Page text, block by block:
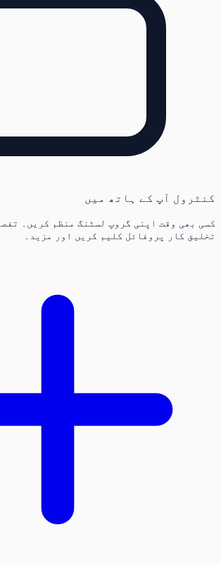
کنٹرول آپ کے ہاتھ میں
کسی بھی وقت اپنی گروپ لسٹنگ منظم کریں۔
تخلیق کار پروفائل کلیم کریں اور مزید۔